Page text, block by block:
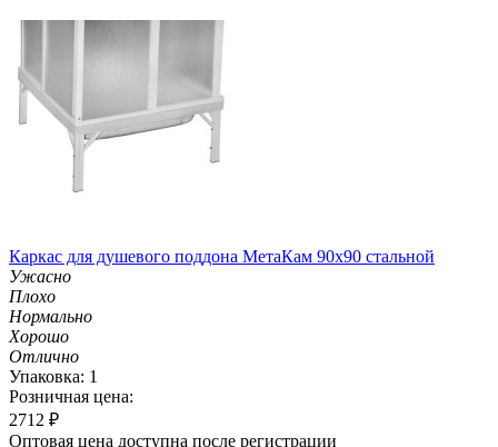
Каркас для душевого поддона МетаКам 90х90 стальной
Ужасно
Плохо
Нормально
Хорошо
Отлично
Упаковка: 1
Розничная цена:
2712 ₽
Оптовая цена доступна после регистрации